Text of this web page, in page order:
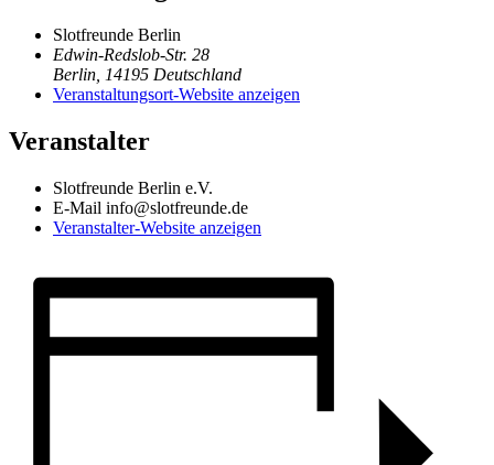
Slotfreunde Berlin
Edwin-Redslob-Str. 28
Berlin 14195 Deutschland
Veranstaltungsort-Website anzeigen
Veranstalter
Slotfreunde Berlin e.V.
E-Mail info@slotfreunde.de
Veranstalter-Website anzeigen